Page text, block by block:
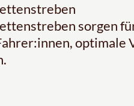
sorgen
optimale